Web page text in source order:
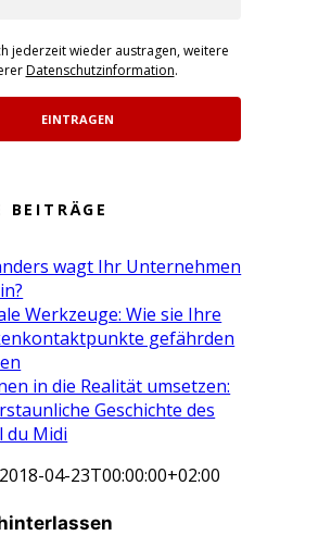
jederzeit wieder austragen, weitere
Datenschutzinformation.
EINTRAGEN
BEITRÄGE
wagt Ihr Unternehmen
Werkzeuge: Wie sie Ihre
gefährden
in die Realität umsetzen:
Geschichte des
du Midi
2018-04-23T00:00:00+02:00